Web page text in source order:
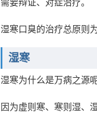
湿寒口臭的治疗总原则
湿寒
湿寒为什么是万病之源呢
因为虚则寒、寒则湿、